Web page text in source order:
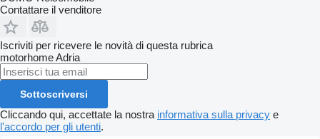
Contattare il venditore
Iscriviti per ricevere le novità di questa rubrica
motorhomeAdria
Sottoscriversi
Cliccando qui, accettate la nostra informativa sulla privacy e
l'accordo per gli utenti.